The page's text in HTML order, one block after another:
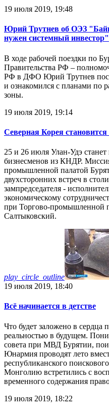
19 июля 2019, 19:48
Юрий Трутнев об ОЭЗ
нужен системный инвестор"
В ходе рабочей поездки по
Правительства РФ –
РФ в ДФО Юрий Трутнев
и ознакомился с планами по
зоны.
19 июля 2019, 19:14
Северная Корея
25 и 26 июля Улан-Удэ
бизнесменов из КНДР.
промышленной палатой
двухсторонних встреч в
зампредседателя -
экономическому
при Торгово-промышленной
Салтыковский.
play_circle_outline
19 июля 2019, 18:40
Всё начинается в детстве
Что будет заложено в сердца
реальностью в будущем.
совета при МВД Бурятии,
Юнармия проводят лето
республиканского
Монголию встретились с
временного содержания
19 июля 2019, 18:22